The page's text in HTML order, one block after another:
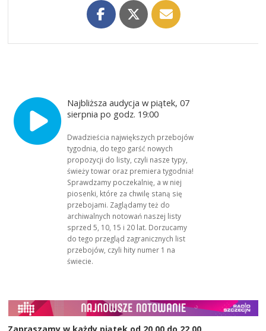
Najbliższa audycja w piątek, 07
sierpnia po godz. 19:00
Dwadzieścia największych przebojów
tygodnia, do tego garść nowych
propozycji do listy, czyli nasze typy,
świeży towar oraz premiera tygodnia!
Sprawdzamy poczekalnię, a w niej
piosenki, które za chwilę staną się
przebojami. Zaglądamy też do
archiwalnych notowań naszej listy
sprzed 5, 10, 15 i 20 lat. Dorzucamy
do tego przegląd zagranicznych list
przebojów, czyli hity numer 1 na
świecie.